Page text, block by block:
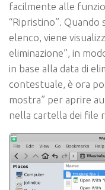
facilmente alle
“Ripristino”. Quando
elenco, viene
eliminazione”, in
in base alla data di
contestuale, è ora
mostra” per aprire
nella cartella dei file